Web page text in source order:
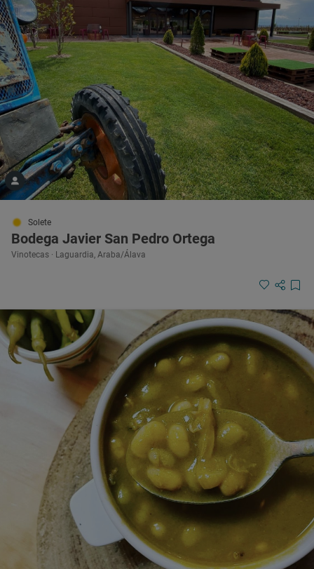
Solete
Bodega Javier San Pedro Ortega
Vinotecas · Laguardia, Araba/Álava